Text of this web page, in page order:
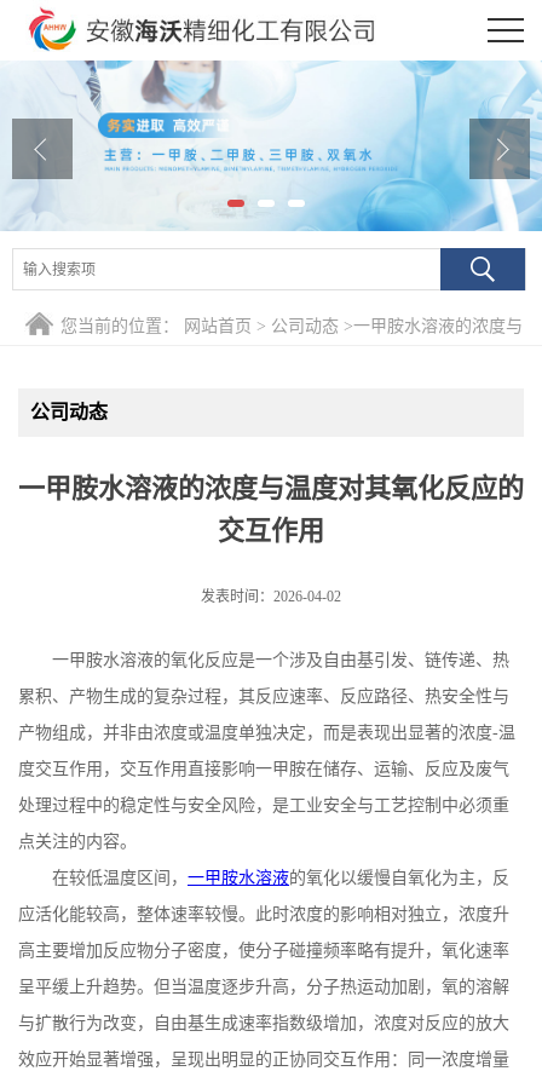
公司首页
公司介绍
公司动态
产品展厅
在线留言
您当前的位置： 网站首页 > 公司动态 >一甲胺水溶液的浓度与
公司动态
一甲胺水溶液的浓度与温度对其氧化反应的
交互作用
发表时间：2026-04-02
一甲胺水溶液的氧化反应是一个涉及自由基引发、链传递、热
累积、产物生成的复杂过程，其反应速率、反应路径、热安全性与
产物组成，并非由浓度或温度单独决定，而是表现出显著的浓度‑温
度交互作用，交互作用直接影响一甲胺在储存、运输、反应及废气
处理过程中的稳定性与安全风险，是工业安全与工艺控制中必须重
点关注的内容。
在较低温度区间， 一甲胺水溶液的氧化以缓慢自氧化为主，反
应活化能较高，整体速率较慢。此时浓度的影响相对独立，浓度升
高主要增加反应物分子密度，使分子碰撞频率略有提升，氧化速率
呈平缓上升趋势。但当温度逐步升高，分子热运动加剧，氧的溶解
与扩散行为改变，自由基生成速率指数级增加，浓度对反应的放大
效应开始显著增强，呈现出明显的正协同交互作用：同一浓度增量